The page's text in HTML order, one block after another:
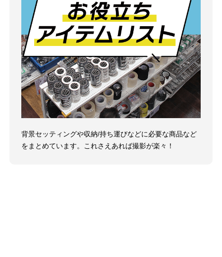
背景セッティングや収納/持ち運びなどに必要な商品など
をまとめています。これさえあれば撮影が楽々！